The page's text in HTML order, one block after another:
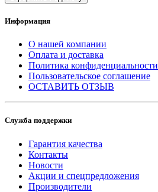
Информация
О нашей компании
Оплата и доставка
Политика конфиденциальности
Пользовательское соглашение
ОСТАВИТЬ ОТЗЫВ
Служба поддержки
Гарантия качества
Контакты
Новости
Акции и спецпредложения
Производители